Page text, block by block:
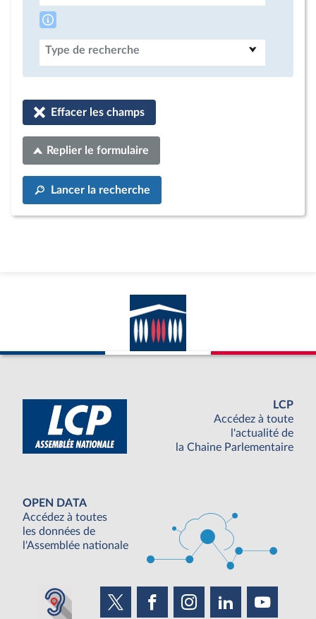
Type de recherche
Effacer les champs
Replier le formulaire
Lancer la recherche
LCP
Accédez à toute
l'actualité de
la Chaine Parlementaire
OPEN DATA
Accédez à toutes
les données de
l'Assemblée nationale